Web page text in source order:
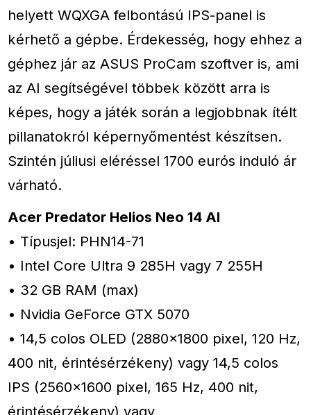
helyett WQXGA felbontású IPS-panel is
kérhető a gépbe. Érdekesség, hogy ehhez a
géphez jár az ASUS ProCam szoftver is, ami
az AI segítségével többek között arra is
képes, hogy a játék során a legjobbnak ítélt
pillanatokról képernyőmentést készítsen.
Szintén júliusi eléréssel 1700 eurós induló ár
várható.
Acer Predator Helios Neo 14 AI
• Típusjel: PHN14-71
• Intel Core Ultra 9 285H vagy 7 255H
• 32 GB RAM (max)
• Nvidia GeForce GTX 5070
• 14,5 colos OLED (2880×1800 pixel, 120 Hz,
400 nit, érintésérzékeny) vagy 14,5 colos
IPS (2560×1600 pixel, 165 Hz, 400 nit,
érintésérzékeny) vagy